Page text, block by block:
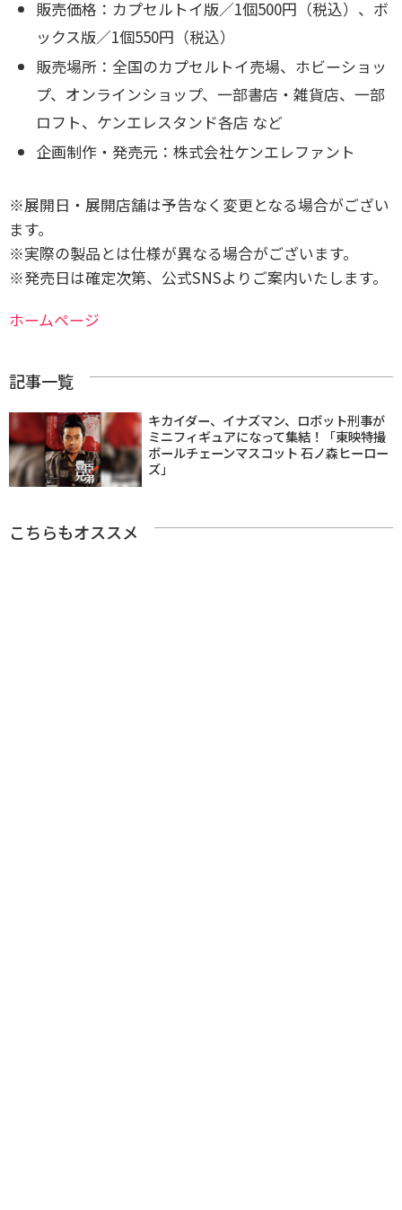
販売価格：カプセルトイ版／1個500円（税込）、ボ
ックス版／1個550円（税込）
販売場所：全国のカプセルトイ売場、ホビーショッ
プ、オンラインショップ、一部書店・雑貨店、一部
ロフト、ケンエレスタンド各店 など
企画制作・発売元：株式会社ケンエレファント
※展開日・展開店舗は予告なく変更となる場合がござい
ます。
※実際の製品とは仕様が異なる場合がございます。
※発売日は確定次第、公式SNSよりご案内いたします。
ホームページ
記事一覧
キカイダー、イナズマン、ロボット刑事が
ミニフィギュアになって集結！「東映特撮
ボールチェーンマスコット 石ノ森ヒーロー
ズ」
こちらもオススメ